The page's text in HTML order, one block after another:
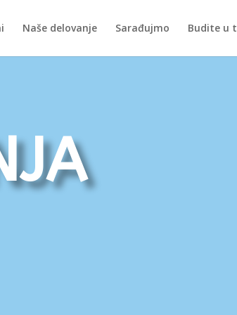
Naše delovanje Sarađujmo Budite u